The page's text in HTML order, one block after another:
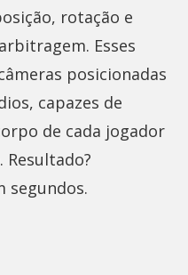
rotação e
Esses
posicionadas
capazes de
de cada jogador
Resultado?
segundos.